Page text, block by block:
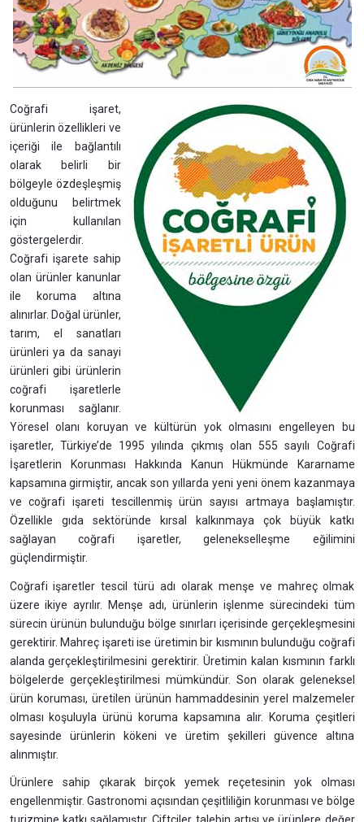
Coğrafi işaret,
ürünlerin özellikleri ve
içeriği ile bağlantılı
olarak belirli bir
bölgeyle özdeşleşmiş
olduğunu belirtmek
için kullanılan
göstergelerdir.
Coğrafi işarete sahip
olan ürünler kanunlar
ile koruma altına
alınırlar. Doğal ürünler,
tarım, el sanatları
ürünleri ya da sanayi
ürünleri gibi ürünlerin
coğrafi işaretlerle
korunması sağlanır.
Yöresel olanı koruyan ve kültürün yok olmasını engelleyen bu
işaretler, Türkiye’de 1995 yılında çıkmış olan 555 sayılı Coğrafi
İşaretlerin Korunması Hakkında Kanun Hükmünde Kararname
kapsamına girmiştir, ancak son yıllarda yeni yeni önem kazanmaya
ve coğrafi işareti tescillenmiş ürün sayısı artmaya başlamıştır.
Özellikle gıda sektöründe kırsal kalkınmaya çok büyük katkı
sağlayan coğrafi işaretler, gelenekselleşme eğilimini
güçlendirmiştir.
Coğrafi işaretler tescil türü adı olarak menşe ve mahreç olmak
üzere ikiye ayrılır. Menşe adı, ürünlerin işlenme sürecindeki tüm
sürecin ürünün bulunduğu bölge sınırları içerisinde gerçekleşmesini
gerektirir. Mahreç işareti ise üretimin bir kısmının bulunduğu coğrafi
alanda gerçekleştirilmesini gerektirir. Üretimin kalan kısmının farklı
bölgelerde gerçekleştirilmesi mümkündür. Son olarak geleneksel
ürün koruması, üretilen ürünün hammaddesinin yerel malzemeler
olması koşuluyla ürünü koruma kapsamına alır. Koruma çeşitleri
sayesinde ürünlerin kökeni ve üretim şekilleri güvence altına
alınmıştır.
Ürünlere sahip çıkarak birçok yemek reçetesinin yok olması
engellenmiştir. Gastronomi açısından çeşitliliğin korunması ve bölge